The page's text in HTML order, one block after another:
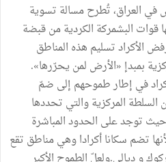
في العراق،تُطرحمسالة تسوية
قوات البشمركة الكرديةمنقبضة
الأكرادتسليم هذه المناطق
بمبدإ «الأرض لمن يحرّرها»
.
في إطارطموحهم إلى ضمّ
السلطة المركزيةوالتي تحددها
حيث توجدعلى الحدودالمباشرة
تضم سكاناأكراداوهيمناطق تقع